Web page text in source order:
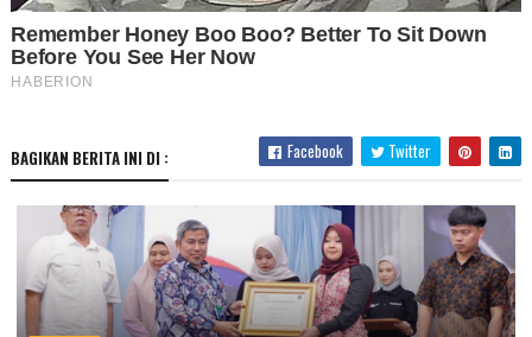
BAGIKAN BERITA INI DI : Facebook Twitter